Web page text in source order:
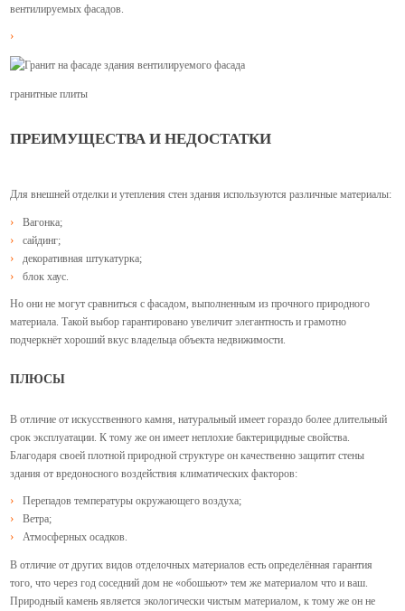
вентилируемых фасадов.
гранитные плиты
ПРЕИМУЩЕСТВА И НЕДОСТАТКИ
Для внешней отделки и утепления стен здания используются различные материалы:
Вагонка;
сайдинг;
декоративная штукатурка;
блок хаус.
Но они не могут сравниться с фасадом, выполненным из прочного природного
материала. Такой выбор гарантировано увеличит элегантность и грамотно
подчеркнёт хороший вкус владельца объекта недвижимости.
ПЛЮСЫ
В отличие от искусственного камня, натуральный имеет гораздо более длительный
срок эксплуатации. К тому же он имеет неплохие бактерицидные свойства.
Благодаря своей плотной природной структуре он качественно защитит стены
здания от вредоносного воздействия климатических факторов:
Перепадов температуры окружающего воздуха;
Ветра;
Атмосферных осадков.
В отличие от других видов отделочных материалов есть определённая гарантия
того, что через год соседний дом не «обошьют» тем же материалом что и ваш.
Природный камень является экологически чистым материалом, к тому же он не